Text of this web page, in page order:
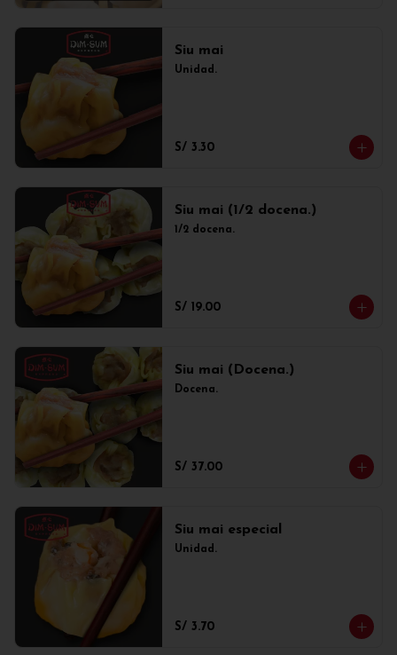
Siu mai
Unidad.
S/ 3.30
Siu mai (1/2 docena.)
1/2 docena.
S/ 19.00
Siu mai (Docena.)
Docena.
S/ 37.00
Siu mai especial
Unidad.
S/ 3.70